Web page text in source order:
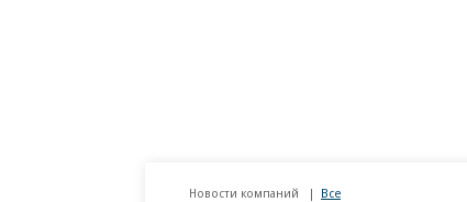
Новости компаний Все